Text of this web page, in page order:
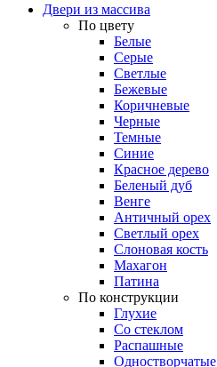
Двери из массива
По цвету
Белые
Серые
Светлые
Бежевые
Коричневые
Черные
Темные
Синие
Красное дерево
Беленый дуб
Венге
Античный орех
Светлый орех
Слоновая кость
Махагон
Патина
По конструкции
Глухие
Со стеклом
Распашные
Одностворчатые